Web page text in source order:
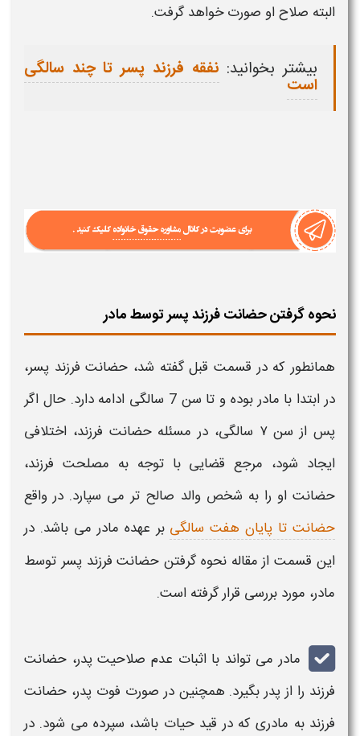
البته صلاح او صورت خواهد گرفت.
بیشتر بخوانید: نفقه فرزند پسر تا چند سالگی
است
نحوه گرفتن حضانت فرزند پسر توسط مادر
همانطور که در قسمت قبل گفته شد، حضانت فرزند پسر،
در ابتدا با مادر
بوده و تا سن 7 سالگی ادامه دارد. حال اگر
پس از سن ۷ سالگی، در مسئله
حضانت فرزند، اختلافی
ایجاد شود، مرجع قضایی با توجه به مصلحت فرزند،
حضانتاو را به شخص والد صالح تر می سپارد. در واقع
حضانت تا پایان هفت سالگی بر عهده مادر می باشد. در
این قسمت از مقاله نحوه گرفتن حضانت فرزند پسر توسط
مادر، مورد بررسی قرار گرفته است.
مادر می تواند با اثبات عدم صلاحیت پدر، حضانت
فرزند را از پدر بگیرد. همچنین در صورت فوت پدر، حضانت
فرزندبه مادری که در قید حیات باشد، سپرده می شود. در